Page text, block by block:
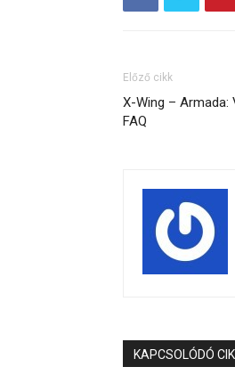
Előző cikk
X-Wing – Armada:
FAQ
KAPCSOLÓDÓ